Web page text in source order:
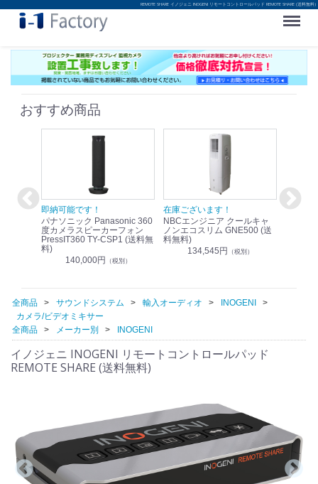
REMOTE SHARE イノジェニ INOGENI リモートコントロールパッド REMOTE SHARE (送料無料)
Menu
おすすめ商品
即納可能です！
パナソニック Panasonic 360
度カメラスピーカーフォン
PressIT360 TY-CSP1 (送料無
料)
140,000円 （税別）
在庫ございます！
NBCエンジニア クールキャ
ノンエコスリム GNE500 (送
料無料)
134,545円 （税別）
即納可
全商品 サウンドシステム 輸入オーディオ
INOGENI
カメラ/ビデオミキサー
全商品
メーカー別 INOGENI
イノジェニ INOGENI リモートコントロールパッド
REMOTE SHARE (送料無料)